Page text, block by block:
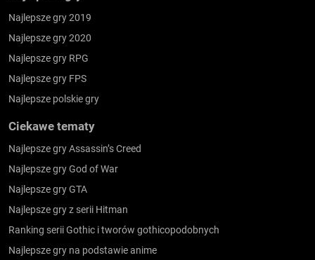
Najlepsze gry 2019
Najlepsze gry 2020
Najlepsze gry RPG
Najlepsze gry FPS
Najlepsze polskie gry
Ciekawe tematy
Najlepsze gry Assassin’s Creed
Najlepsze gry God of War
Najlepsze gry GTA
Najlepsze gry z serii Hitman
Ranking serii Gothic i tworów gothicopodobnych
Najlepsze gry na podstawie anime